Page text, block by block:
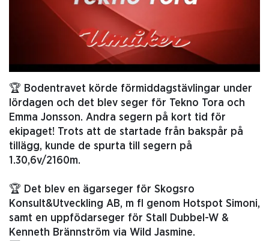
🏆 Bodentravet körde förmiddagstävlingar under
lördagen och det blev seger för Tekno Tora och
Emma Jonsson. Andra segern på kort tid för
ekipaget! Trots att de startade från bakspår på
tillägg, kunde de spurta till segern på
1.30,6v/2160m.
🏆 Det blev en ägarseger för Skogsro
Konsult&Utveckling AB, m fl genom Hotspot Simoni,
samt en uppfödarseger för Stall Dubbel-W &
Kenneth Brännström via Wild Jasmine.